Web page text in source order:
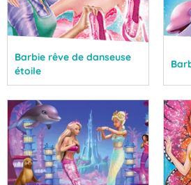
Barbie rêve de danseuse
étoile